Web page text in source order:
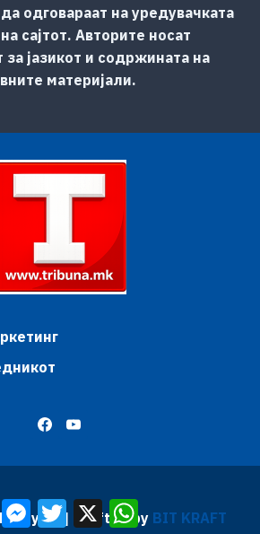
одговараат на уредувачката
сајтот. Авторите носат
за јазикот и содржината на
материјали.
| Krafted by BIT KRAFT
FacebookMessenger
TwitterX